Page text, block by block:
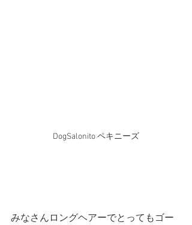
DogSalonito ペキニーズ
みなさんロングヘアーでとってもゴー